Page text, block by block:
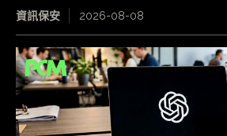
資訊保安 2026-08-08